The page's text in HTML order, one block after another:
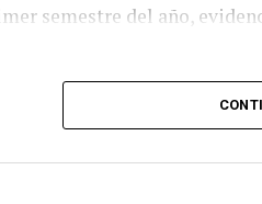
semestre del año,
detalla que la
manera directa en el
adquirían con facilidad y